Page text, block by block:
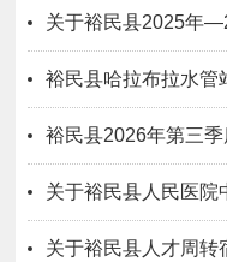
关于裕民县2025年—2027年高标准农
裕民县哈拉布拉水管站东侧哈拉布拉
裕民县2026年第三季度农产品
关于裕民县人民医院中医康复楼及设备完善提升购置项目一
关于裕民县人才周转宿舍及附属设施建设项目